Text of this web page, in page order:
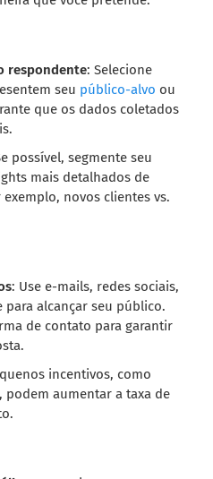
respondente: Selecione
seu público-alvo ou
que os dados coletados
possível, segmente seu
mais detalhados de
novos clientes vs.
: Use e-mails, redes sociais,
alcançar seu público.
de contato para garantir
incentivos, como
podem aumentar a taxa de